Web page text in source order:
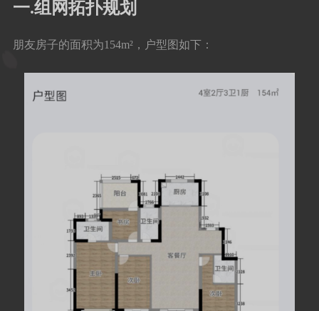
一.组网拓扑规划
朋友房子的面积为154m²，户型图如下：